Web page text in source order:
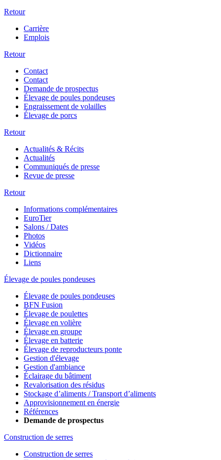
Retour
Carrière
Emplois
Retour
Contact
Contact
Demande de prospectus
Élevage de poules pondeuses
Engraissement de volailles
Élevage de porcs
Retour
Actualités & Récits
Actualités
Communiqués de presse
Revue de presse
Retour
Informations complémentaires
EuroTier
Salons / Dates
Photos
Vidéos
Dictionnaire
Liens
Élevage de poules pondeuses
Élevage de poules pondeuses
BFN Fusion
Élevage de poulettes
Élevage en volière
Élevage en groupe
Élevage en batterie
Élevage de reproducteurs ponte
Gestion d'élevage
Gestion d'ambiance
Éclairage du bâtiment
Revalorisation des résidus
Stockage d’aliments / Transport d’aliments
Approvisionnement en énergie
Références
Demande de prospectus
Construction de serres
Construction de serres